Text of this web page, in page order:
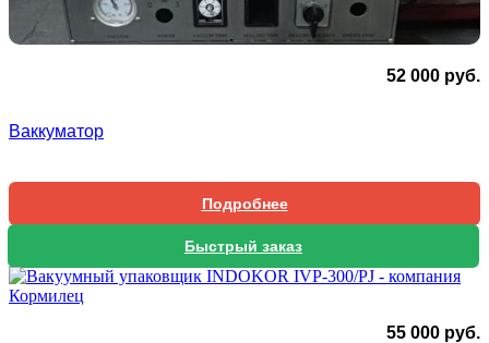
52 000 руб.
Ваккуматор
Подробнее
Быстрый заказ
55 000 руб.